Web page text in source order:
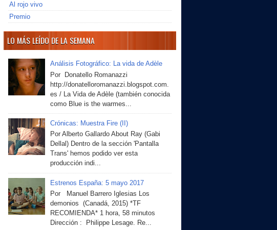
Al rojo vivo
Premio
LO MÁS LEÍDO DE LA SEMANA
Análisis Fotográfico: La vida de Adèle
Por Donatello Romanazzi
http://donatelloromanazzi.blogspot.com.
es / La Vida de Adèle (también conocida
como Blue is the warmes...
Crónicas: Muestra Fire (II)
Por Alberto Gallardo About Ray (Gabi
Dellal) Dentro de la sección 'Pantalla
Trans' hemos podido ver esta
producción indi...
Estrenos España: 5 mayo 2017
Por Manuel Barrero Iglesias Los
demonios (Canadá, 2015) *TF
RECOMIENDA* 1 hora, 58 minutos
Dirección : Philippe Lesage. Re...